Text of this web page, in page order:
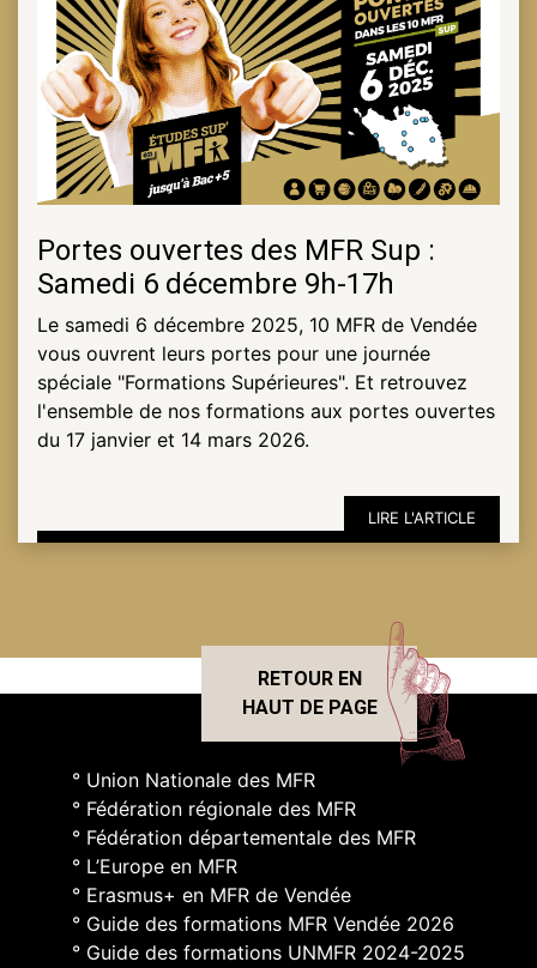
Portes ouvertes des MFR Sup :
Samedi 6 décembre 9h-17h
Le samedi 6 décembre 2025, 10 MFR de Vendée
vous ouvrent leurs portes pour une journée
spéciale "Formations Supérieures". Et retrouvez
l'ensemble de nos formations aux portes ouvertes
du 17 janvier et 14 mars 2026.
LIRE L'ARTICLE
RETOUR EN
HAUT DE PAGE
° Union Nationale des MFR
° Fédération régionale des MFR
° Fédération départementale des MFR
° L’Europe en MFR
° Erasmus+ en MFR de Vendée
° Guide des formations MFR Vendée 2026
° Guide des formations UNMFR 2024-2025